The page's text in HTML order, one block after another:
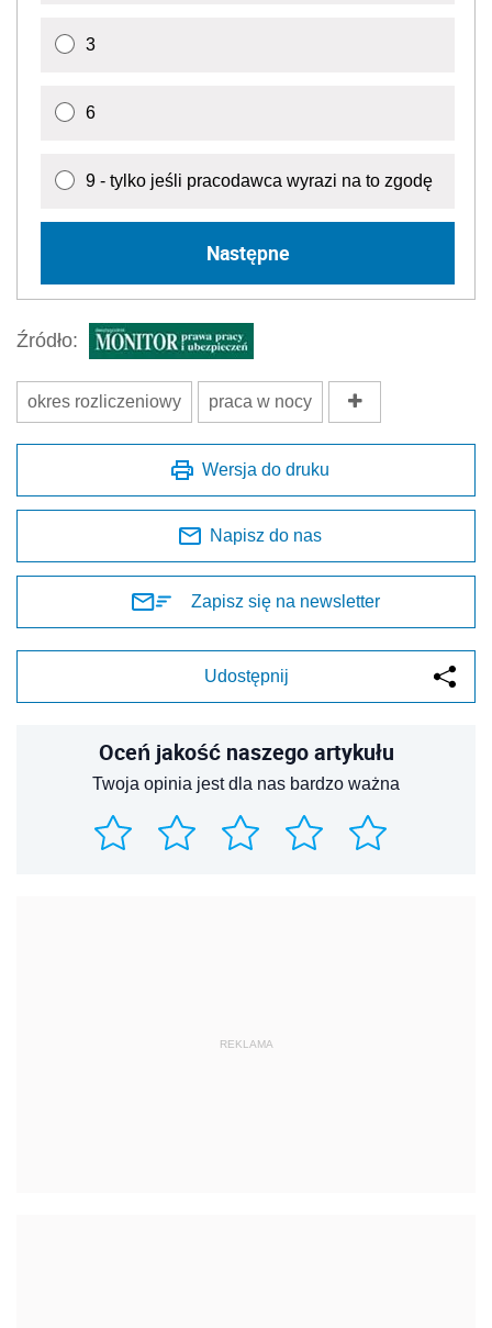
3
6
9 - tylko jeśli pracodawca wyrazi na to zgodę
Następne
Źródło:
okres rozliczeniowy praca w nocy
Wersja do druku
Napisz do nas
Zapisz się na newsletter
Udostępnij
Oceń jakość naszego artykułu
Twoja opinia jest dla nas bardzo ważna
REKLAMA